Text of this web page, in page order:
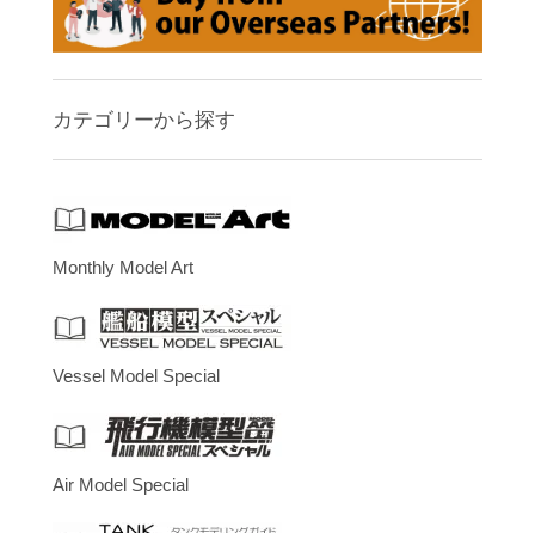
カテゴリーから探す
Monthly Model Art
Vessel Model Special
Air Model Special